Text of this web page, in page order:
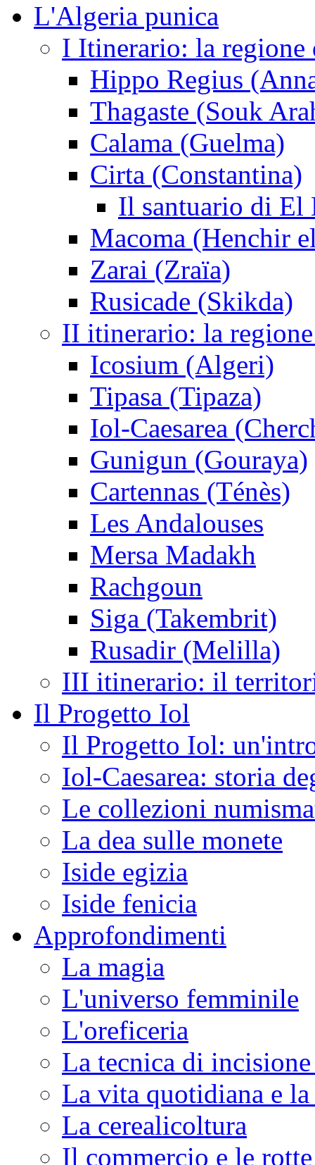
L'Algeria punica
I Itinerario: la regione
Hippo Regius
Thagaste (Souk
Calama (Guelma)
Cirta (Constantina)
Il santuario di El
Macoma (Henchir
Zarai (Zraïa)
Rusicade (Skikda)
II itinerario: la
Icosium (Algeri)
Tipasa (Tipaza)
Iol-Caesarea
Gunigun (Gouraya)
Cartennas (Ténès)
Les Andalouses
Mersa Madakh
Rachgoun
Siga (Takembrit)
Rusadir (Melilla)
III itinerario: il
Il Progetto Iol
Il Progetto Iol:
Iol-Caesarea: storia
Le collezioni
La dea sulle monete
Iside egizia
Iside fenicia
Approfondimenti
La magia
L'universo femminile
L'oreficeria
La tecnica di
La vita quotidiana e
La cerealicoltura
Il commercio e le